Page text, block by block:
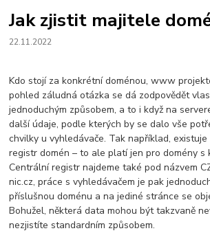
Jak zjistit majitele
22.11.2022
Kdo stojí za konkrétní doménou, www
pohled záludná otázka se dá zodpovědět
jednoduchým způsobem, a to i když na
další údaje, podle kterých by se dalo vše
chvilky u vyhledávače. Tak například,
registr domén – to ale platí jen pro domény s
Centrální registr najdeme také pod názvem
nic.cz, práce s vyhledávačem je pak
příslušnou doménu a na jediné stránce se
Bohužel, některá data mohou být takzvaně
nezjistíte standardním způsobem.